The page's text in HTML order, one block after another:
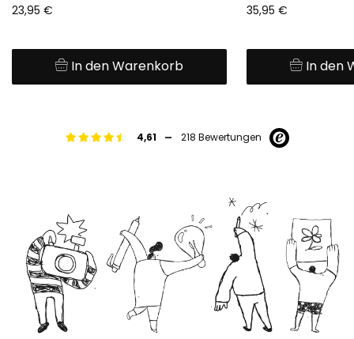
23,95 €
In den Warenkorb
35,95 €
In den
4,61 - 218 Bewertungen